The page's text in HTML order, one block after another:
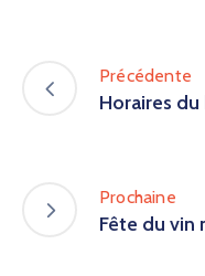
Précédente
Horaires
Prochaine
Fête du vin